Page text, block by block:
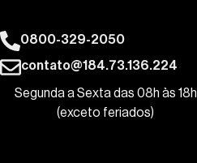
0800-329-2050
contato@184.73.136.224
Segunda a Sexta das 08h às 18h
(exceto feriados)